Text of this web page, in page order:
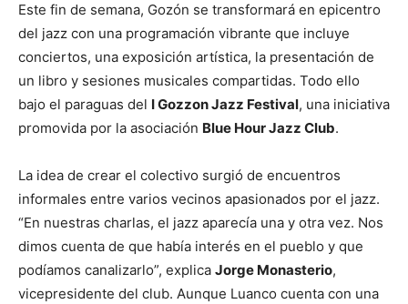
Este fin de semana, Gozón se transformará en epicentro
del jazz con una programación vibrante que incluye
conciertos, una exposición artística, la presentación de
un libro y sesiones musicales compartidas. Todo ello
bajo el paraguas del I Gozzon Jazz Festival, una iniciativa
promovida por la asociación Blue Hour Jazz Club.
La idea de crear el colectivo surgió de encuentros
informales entre varios vecinos apasionados por el jazz.
“En nuestras charlas, el jazz aparecía una y otra vez. Nos
dimos cuenta de que había interés en el pueblo y que
podíamos canalizarlo”, explica Jorge Monasterio,
vicepresidente del club. Aunque Luanco cuenta con una